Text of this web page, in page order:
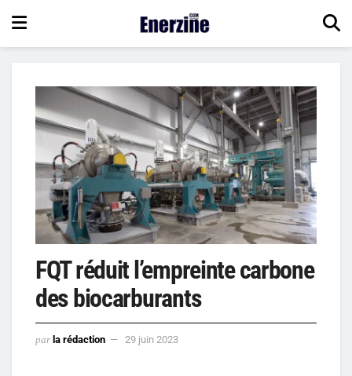
FQT réduit l’empreinte carbone
des biocarburants
par la rédaction 29 juin 2023